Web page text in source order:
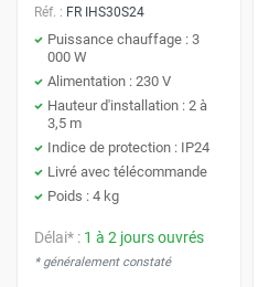
Réf. : FR IHS30S24
Puissance chauffage : 3
000 W
Alimentation : 230 V
Hauteur d'installation : 2 à
3,5 m
Indice de protection : IP24
Livré avec télécommande
Poids : 4 kg
Délai* : 1 à 2 jours ouvrés
* généralement constaté